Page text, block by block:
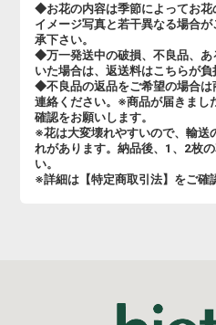
◆お花の内容は季節によってお花
イメージ写真と若干異なる場合
承下さい。
◆万一発送中の破損、不良品、あ
いた場合は、返送料はこちらが負
◆不良品の返品をご希望の場合は
連絡ください。※商品が届きまし
確認をお願いします。
※花は大変壊れやすいので、輸送
れがあります。納品後、1、2枚
い。
※詳細は【特定商取引法】をご確